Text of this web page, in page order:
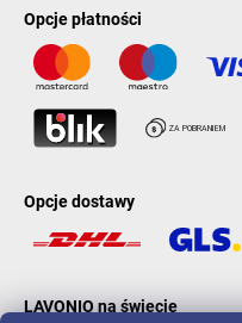
Opcje płatności
Opcje dostawy
LAVONIO na świecie